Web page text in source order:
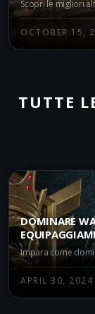
OCTOBER 15,
TUTTE
DOMINARE
PER LA SA-B 50
APRIL 30, 2024